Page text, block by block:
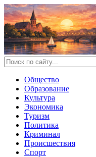
Общество
Образование
Культура
Экономика
Туризм
Политика
Криминал
Происшествия
Спорт